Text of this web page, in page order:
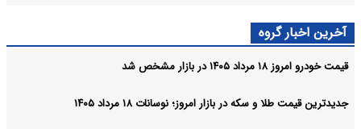
آخرین اخبار گروه
قیمت خودرو امروز ۱۸ مرداد ۱۴۰۵ در بازار مشخص شد
جدیدترین قیمت طلا و سکه در بازار امروز؛ نوسانات ۱۸ مرداد ۱۴۰۵